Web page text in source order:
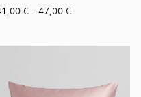
€ – 47,00 €